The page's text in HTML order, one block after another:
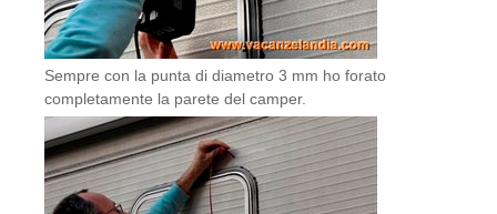
Sempre con la punta di diametro 3 mm ho forato
completamente la parete del camper.